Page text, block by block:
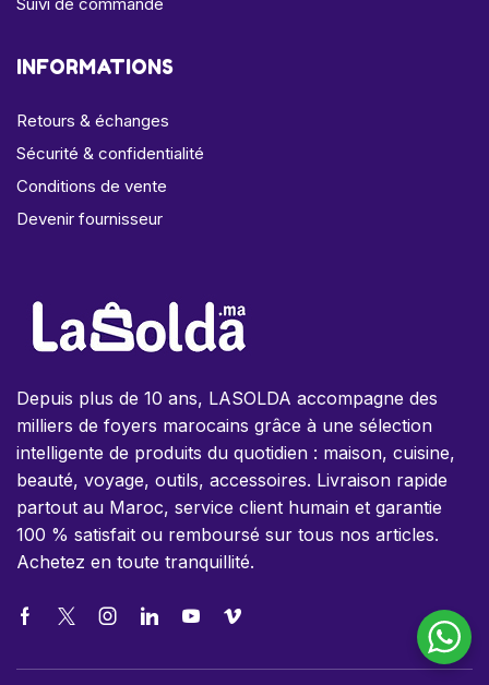
INFORMATIONS
Retours & échanges
Sécurité & confidentialité
Conditions de vente
Devenir fournisseur
Depuis plus de 10 ans, LASOLDA accompagne des
milliers de foyers marocains grâce à une sélection
intelligente de produits du quotidien : maison, cuisine,
beauté, voyage, outils, accessoires. Livraison rapide
partout au Maroc, service client humain et garantie
100 % satisfait ou remboursé sur tous nos articles.
Achetez en toute tranquillité.